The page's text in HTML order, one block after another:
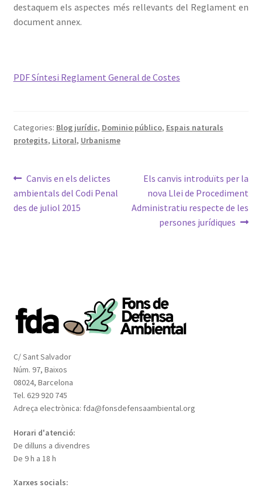
destaquem els aspectes més rellevants del Reglament en
document annex.
PDF Síntesi Reglament General de Costes
Categories: Blog jurídic, Dominio público, Espais naturals
protegits, Litoral, Urbanisme
Navegació
d'entrades
Entrada
anterior:
Canvis en els delictes
ambientals del Codi Penal
des de juliol 2015
Pròxima
entrada:
Els canvis introduïts per la
nova Llei de Procediment
Administratiu respecte de les
persones jurídiques
C/ Sant Salvador
Núm. 97, Baixos
08024, Barcelona
Tel. 629 920 745
Adreça electrònica: fda@fonsdefensaambiental.org
Horari d'atenció:
De dilluns a divendres
De 9 h a 18 h
Xarxes socials: